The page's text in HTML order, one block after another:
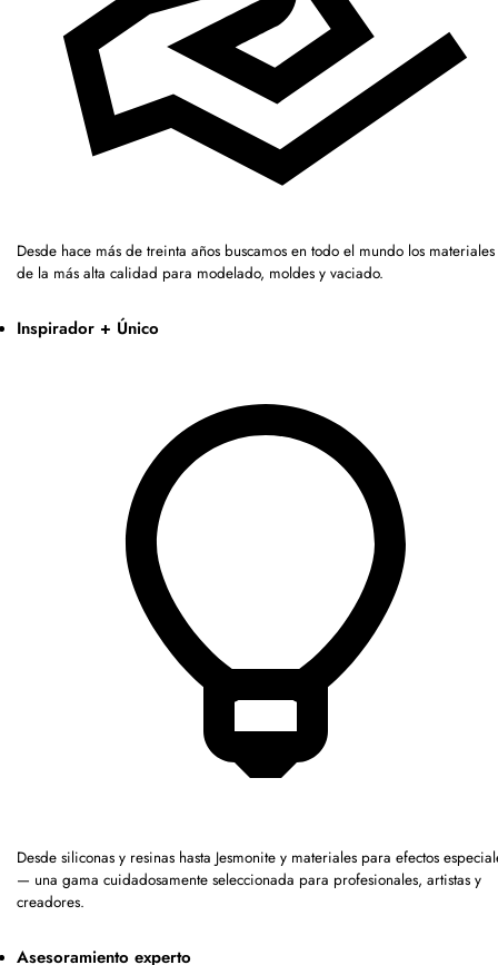
Desde hace más de treinta años buscamos en todo el mundo los materiales
de la más alta calidad para modelado, moldes y vaciado.
Inspirador + Único
Desde siliconas y resinas hasta Jesmonite y materiales para efectos
— una gama cuidadosamente seleccionada para profesionales, artistas y
creadores.
Asesoramiento experto